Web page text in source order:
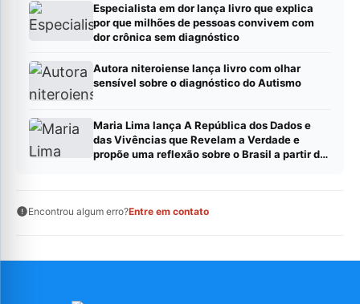
Especialista em dor lança livro que explica
por que milhões de pessoas convivem com
dor crônica sem diagnóstico
Autora niteroiense lança livro com olhar
sensível sobre o diagnóstico do Autismo
Maria Lima lança A República dos Dados e
das Vivências que Revelam a Verdade e
propõe uma reflexão sobre o Brasil a partir de
Encontrou algum erro?Entre em contato